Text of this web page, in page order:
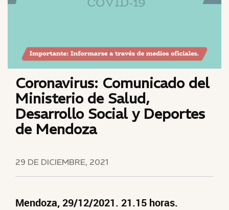
Coronavirus: Comunicado del
Ministerio de Salud,
Desarrollo Social y Deportes
de Mendoza
29 DE DICIEMBRE, 2021
Mendoza, 29/12/2021. 21.15 horas.